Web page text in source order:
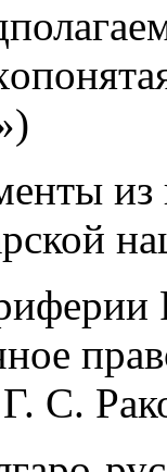
из
С.